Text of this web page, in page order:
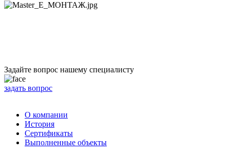
Задайте вопрос нашему специалисту
задать вопрос
О компании
История
Сертификаты
Выполненные объекты